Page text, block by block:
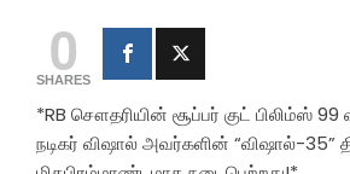
0
SHARES
*RB சௌதரியின் சூப்பர் குட் பிலிம்ஸ் 99
நடிகர் விஷால் அவர்களின் “விஷால்-35”